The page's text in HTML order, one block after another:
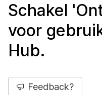
Schakel
voor
Hub.
Feedback?